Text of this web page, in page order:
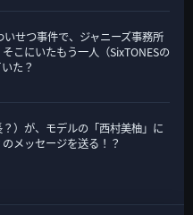
いせつ事件で、ジャニーズ事務所
こにいたもう一人（SixTONESの
た？
）が、モデルの「西村美柚」に
メッセージを送る！？